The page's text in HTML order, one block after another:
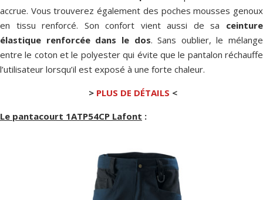
accrue. Vous trouverez également des poches mousses genoux
en tissu renforcé. Son confort vient aussi de sa ceinture
élastique renforcée dans le dos. Sans oublier, le mélange
entre le coton et le polyester qui évite que le pantalon réchauffe
l’utilisateur lorsqu’il est exposé à une forte chaleur.
> PLUS DE DÉTAILS <
Le pantacourt 1ATP54CP Lafont :